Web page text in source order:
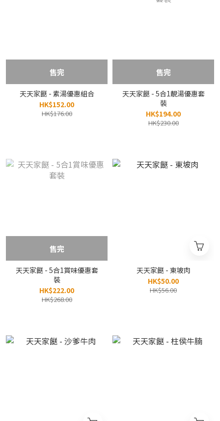
售完
天天家餸 - 素湯優惠組合
HK$152.00
HK$176.00
售完
天天家餸 - 5合1靚湯優惠套
裝
HK$194.00
HK$230.00
售完
天天家餸 - 5合1賞味優惠套
裝
HK$222.00
HK$268.00
天天家餸 - 東坡肉
HK$50.00
HK$56.00